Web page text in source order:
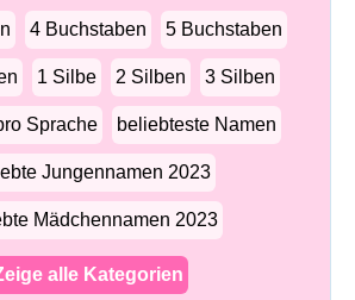
4 Buchstaben 5 Buchstaben
1 Silbe 2 Silben 3 Silben
Sprache beliebteste Namen
Jungennamen 2023
Mädchennamen 2023
alle Kategorien